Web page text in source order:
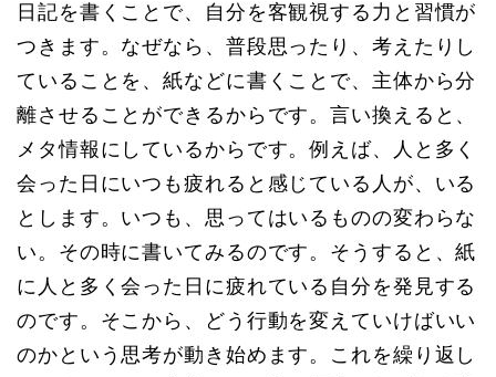
日記を書くことで、自分を客観視する力と習慣が
つきます。なぜなら、普段思ったり、考えたりし
ていることを、紙などに書くことで、主体から分
離させることができるからです。言い換えると、
メタ情報にしているからです。例えば、人と多く
会った日にいつも疲れると感じている人が、いる
とします。いつも、思ってはいるものの変わらな
い。その時に書いてみるのです。そうすると、紙
に人と多く会った日に疲れている自分を発見する
のです。そこから、どう行動を変えていけばいい
のかという思考が動き始めます。これを繰り返し